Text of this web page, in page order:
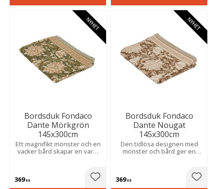
Bordsduk Fondaco
Dante Mörkgrön
145x300cm
Ett magnifikt mönster och en
vacker bård skapar en varm
369KR
NYHET
Lägg till i favoriter
Bordsduk Fondaco
Dante Nougat
145x300cm
Den tidlösa designen med
mönster och bård ger en
369KR
NYHET